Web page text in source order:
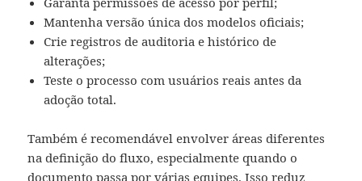
Mantenha versão única dos modelos oficiais;
Crie registros de auditoria e histórico de
alterações;
Teste o processo com usuários reais antes da
adoção total.
Também é recomendável envolver áreas diferentes
na definição do fluxo, especialmente quando o
documento passa por várias equipes. Isso reduz